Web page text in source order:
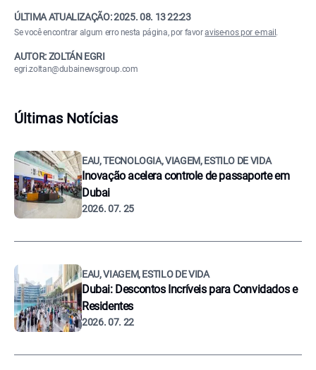
ÚLTIMA ATUALIZAÇÃO:2025. 08. 13 22:23
Se você encontrar algum erro nesta página, por favoravise-nos por e-mail .
AUTOR: ZOLTÁN EGRI
egri.zoltan@dubainewsgroup.com
Últimas Notícias
EAU, TECNOLOGIA, VIAGEM, ESTILO DE VIDA
Inovação acelera controle de passaporte em
Dubai
2026. 07. 25
EAU, VIAGEM, ESTILO DE VIDA
Dubai: Descontos Incríveis para Convidados e
Residentes
2026. 07. 22